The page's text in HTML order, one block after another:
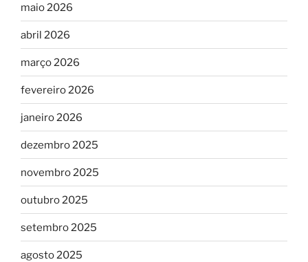
maio 2026
abril 2026
março 2026
fevereiro 2026
janeiro 2026
dezembro 2025
novembro 2025
outubro 2025
setembro 2025
agosto 2025